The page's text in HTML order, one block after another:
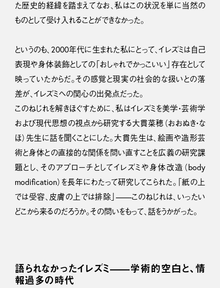
た歴史的経緯を踏まえてなお、私はこの状況を単に当然の
ものとして受け入れることができなかった。
というのも、2000年代に生まれた私にとって、イレズミは自己
表現や身体装飾としての「おしゃれでかっこいい」存在として
映っていたからだ。その感覚と現実の社会的な扱いとの落
差が、イレズミへの関心の出発点だった。
このねじれを解きほぐすために、私はイレズミを美学・芸術学
および現代思想の視点から研究する大貫菜穂（おおぬき・な
ほ）先生に話を聞くことにした。大貫先生は、絵画や造形芸
術と身体との直接的な関係を問い直すことを広義の研究課
題とし、そのアプローチとしてイレズミや身体改造（body
modification）を長年にわたって研究してこられた。「紙の上
では受容、皮膚の上では排除」——このねじれは、いったい
どこから来るのだろうか。その問いをもって、話をうかがった。
語られなかったイレズミ——学術的空白と、情
報過多の時代